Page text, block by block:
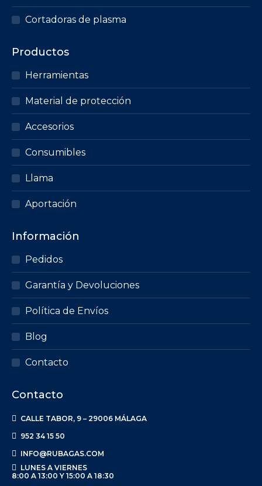
Cortadoras de plasma
Productos
Herramientas
Material de protección
Accesorios
Consumibles
Llama
Aportación
Información
Pedidos
Garantía y Devoluciones
Política de Envíos
Blog
Contacto
Contacto
CALLE TABOR, 9 – 29006 MÁLAGA
952 34 15 50
INFO@RUBAGAS.COM
LUNES A VIERNES
8:00 A 13:00 Y 15:00 A 18:30